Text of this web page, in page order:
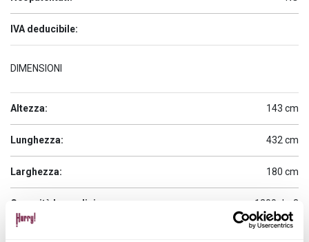
IVA deducibile:
DIMENSIONI
Altezza: 143 cm
Lunghezza: 432 cm
Larghezza: 180 cm
Capacità bagagliaio max: 1200 dm3